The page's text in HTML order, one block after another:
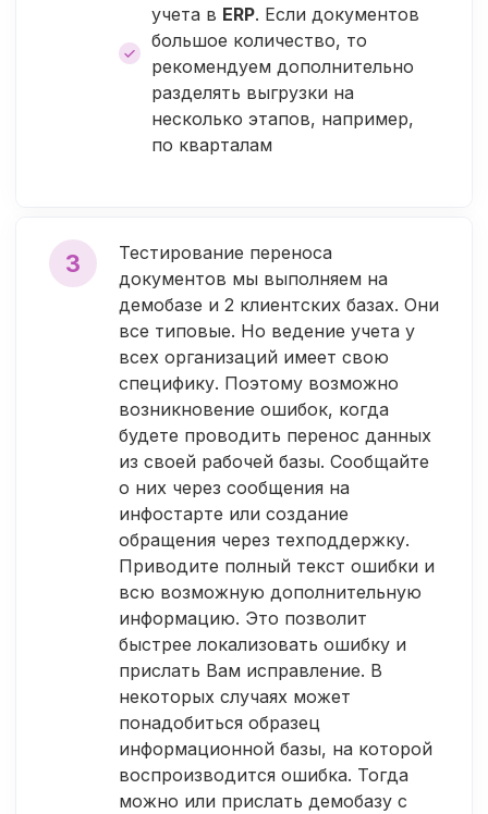
учета в ERP. Если документов
большое количество, то
рекомендуем дополнительно
разделять выгрузки на
несколько этапов, например,
по кварталам
3
Тестирование переноса
документов мы выполняем на
демобазе и 2 клиентских базах. Они
все типовые. Но ведение учета у
всех организаций имеет свою
специфику. Поэтому возможно
возникновение ошибок, когда
будете проводить перенос данных
из своей рабочей базы. Сообщайте
о них через сообщения на
инфостарте или создание
обращения через техподдержку.
Приводите полный текст ошибки и
всю возможную дополнительную
информацию. Это позволит
быстрее локализовать ошибку и
прислать Вам исправление. В
некоторых случаях может
понадобиться образец
информационной базы, на которой
воспроизводится ошибка. Тогда
можно или прислать демобазу с